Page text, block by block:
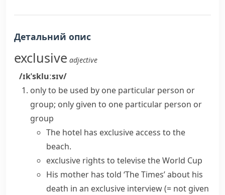
Детальний опис
exclusive adjective
/ɪkˈskluːsɪv/
only to be used by one particular person or
group; only given to one particular person or
group
The hotel has exclusive access to the
beach.
exclusive rights to televise the World Cup
His mother has told ‘The Times’ about his
death in an exclusive interview(= not given